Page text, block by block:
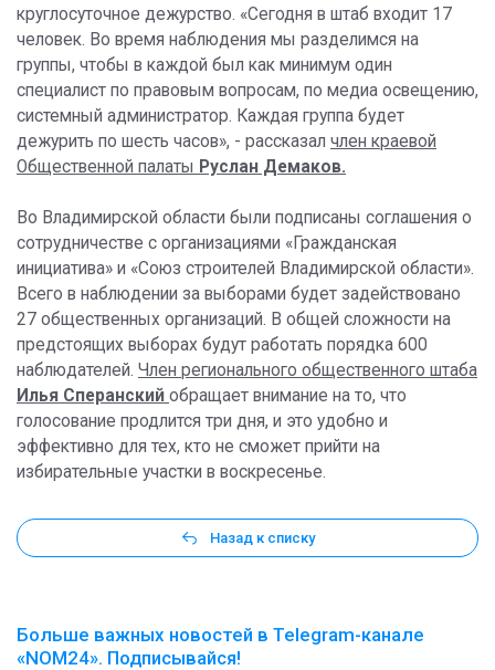
круглосуточное дежурство. «Сегодня в штаб входит 17
человек. Во время наблюдения мы разделимся на
группы, чтобы в каждой был как минимум один
специалист по правовым вопросам, по медиа освещению,
системный администратор. Каждая группа будет
дежурить по шесть часов», - рассказал член краевой
Общественной палаты Руслан Демаков.
Во Владимирской области были подписаны соглашения о
сотрудничестве с организациями «Гражданская
инициатива» и «Союз строителей Владимирской области».
Всего в наблюдении за выборами будет задействовано
27 общественных организаций. В общей сложности на
предстоящих выборах будут работать порядка 600
наблюдателей. Член регионального общественного штаба
Илья Сперанский обращает внимание на то, что
голосование продлится три дня, и это удобно и
эффективно для тех, кто не сможет прийти на
избирательные участки в воскресенье.
Назад к списку
Больше важных новостей в Telegram-канале
«NOM24». Подписывайся!